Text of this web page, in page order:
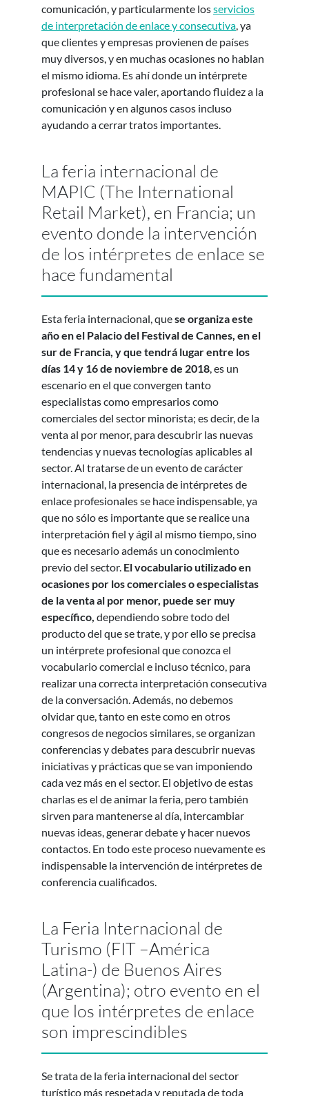
comunicación, y particularmente losservicios
de interpretación de enlace y consecutiva, ya
que clientes y empresas provienen de países
muy diversos, y en muchas ocasiones no hablan
el mismo idioma. Es ahí donde un intérprete
profesional se hace valer, aportando fluidez a la
comunicación y en algunos casos incluso
ayudando a cerrar tratos importantes.
La feria internacional de
MAPIC (The International
Retail Market), en Francia; un
evento donde la intervención
de los intérpretes de enlace se
hace fundamental
Esta feria internacional, quese organiza este
año en el Palacio del Festival de Cannes, en el
sur de Francia, y que tendrá lugar entre los
días 14 y 16 de noviembre de 2018, es un
escenario en el que convergen tanto
especialistas como empresarios como
comerciales del sector minorista; es decir, de la
venta al por menor, para descubrir las nuevas
tendencias y nuevas tecnologías aplicables al
sector. Al tratarse de un evento de carácter
internacional, la presencia de intérpretes de
enlace profesionales se hace indispensable, ya
que no sólo es importante que se realice una
interpretación fiel y ágil al mismo tiempo, sino
que es necesario además un conocimiento
previo del sector. El vocabulario utilizado en
ocasiones por los comerciales o especialistas
de la venta al por menor, puede ser muy
específico, dependiendo sobre todo del
producto del que se trate, y por ello se precisa
un intérprete profesional que conozca el
vocabulario comercial e incluso técnico, para
realizar una correcta interpretación consecutiva
de la conversación. Además, no debemos
olvidar que, tanto en este como en otros
congresos de negocios similares, se organizan
conferencias y debates para descubrir nuevas
iniciativas y prácticas que se van imponiendo
cada vez más en el sector. El objetivo de estas
charlas es el de animar la feria, pero también
sirven para mantenerse al día, intercambiar
nuevas ideas, generar debate y hacer nuevos
contactos. En todo este proceso nuevamente es
indispensable la intervención de intérpretes de
conferencia cualificados.
La Feria Internacional de
Turismo (FIT –América
Latina-) de Buenos Aires
(Argentina); otro evento en el
que los intérpretes de enlace
son imprescindibles
Se trata de la feria internacional del sector
turístico más respetada y reputada de toda